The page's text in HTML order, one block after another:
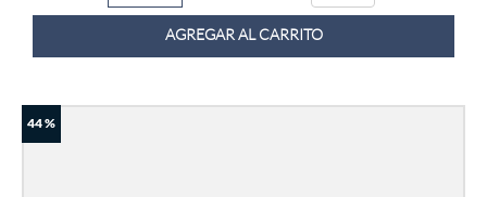
AGREGAR AL CARRITO
44 %